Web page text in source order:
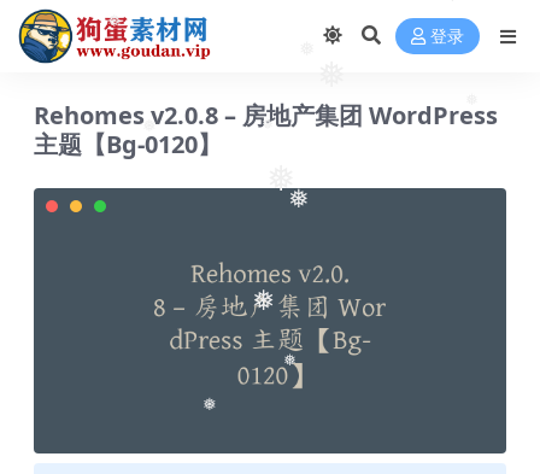
❅
❅
❅
❅
❅
❅
❅
❅
登录
Rehomes v2.0.8 – 房地产集团 WordPress
主题【Bg-0120】